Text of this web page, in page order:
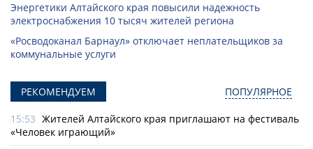
Энергетики Алтайского края повысили надежность
электроснабжения 10 тысяч жителей региона
«Росводоканал Барнаул» отключает неплательщиков за
коммунальные услуги
РЕКОМЕНДУЕМ ПОПУЛЯРНОЕ
15:53 Жителей Алтайского края приглашают на фестиваль
«Человек играющий»